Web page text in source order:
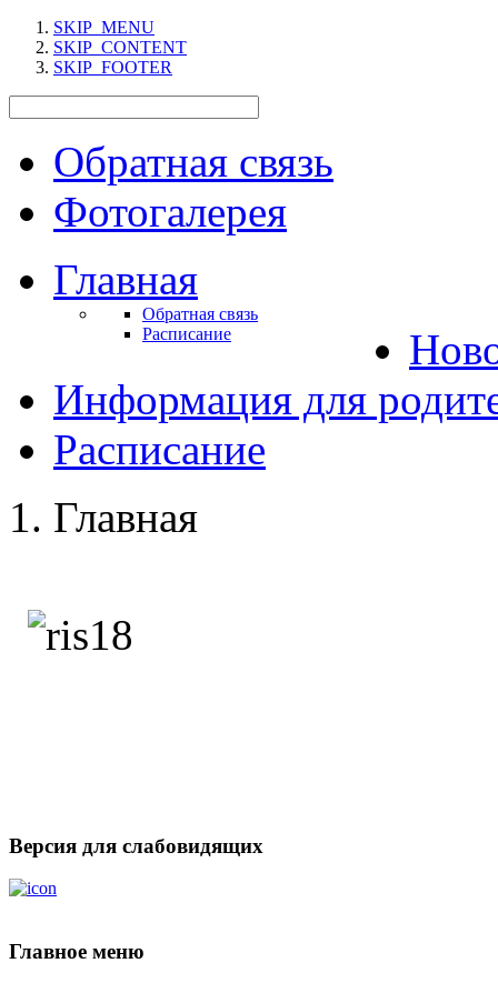
SKIP_MENU
SKIP_CONTENT
SKIP_FOOTER
Обратная связь
Фотогалерея
Главная
Обратная связь
Расписание
Информация для
Расписание
Главная
Версия для слабовидящих
Главное меню